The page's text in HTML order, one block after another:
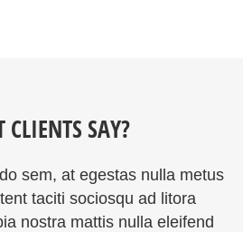
CLIENTS SAY?
sem, at egestas nulla metus
taciti sociosqu ad litora
nostra mattis nulla eleifend